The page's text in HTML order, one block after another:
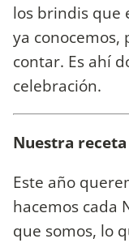
los brindis que
ya conocemos,
contar. Es ahí
celebración.
Nuestra
Este año
hacemos cada
que somos, lo